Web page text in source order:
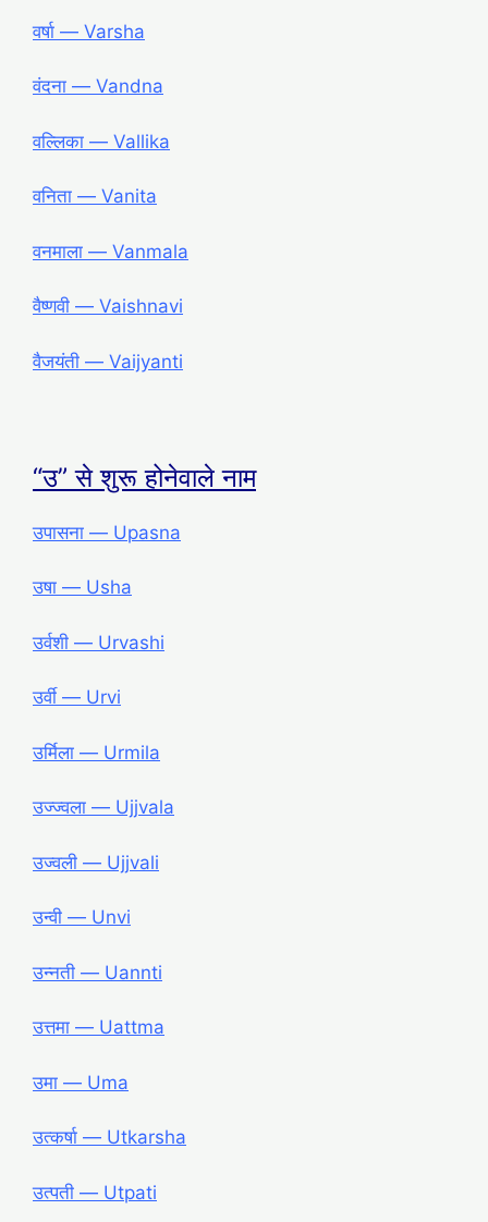
वर्षा ― Varsha
वंदना ― Vandna
वल्लिका ― Vallika
वनिता ― Vanita
वनमाला ― Vanmala
वैष्णवी ― Vaishnavi
वैजयंती ― Vaijyanti
“उ” से शुरू होनेवाले नाम
उपासना ― Upasna
उषा ― Usha
उर्वशी ― Urvashi
उर्वी ― Urvi
उर्मिला ― Urmila
उज्ज्वला ― Ujjvala
उज्वली ― Ujjvali
उन्वी ― Unvi
उन्नती ― Uannti
उत्तमा ― Uattma
उमा ― Uma
उत्कर्षा ― Utkarsha
उत्पती ― Utpati